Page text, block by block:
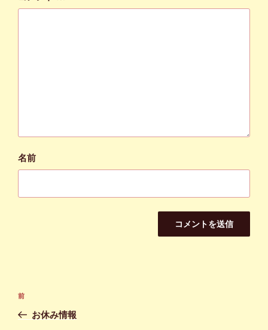
名前
投
ナ
前
の
前
お休み情報